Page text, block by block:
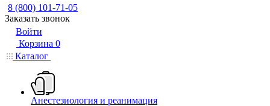
8 (800) 101-71-05
Заказать звонок
Войти
Корзина 0
Каталог
Анестезиология и реанимация